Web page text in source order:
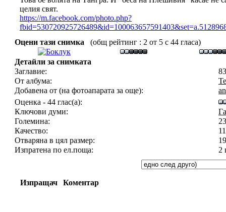
целия свят.
https://m.facebook.com/photo.php?
Оцени тази снимка
(общ рейтинг : 2 от 5 с 44 гласа)
Детайли за снимката
Заглавие:
От албума:
Добавена от (на фотоапарата за още):
Оценка - 44 глас(а):
Ключови думи:
Големина:
Качество:
Отваряна в цял размер:
Изпратена по ел.поща:
2
Изпращач Коментар